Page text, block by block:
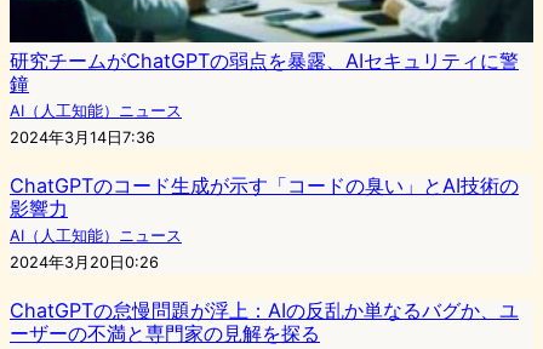
研究チームがChatGPTの弱点を暴露、AIセキュリティに警
鐘
AI（人工知能）ニュース
2024年3月14日7:36
ChatGPTのコード生成が示す「コードの臭い」とAI技術の
影響力
AI（人工知能）ニュース
2024年3月20日0:26
ChatGPTの怠慢問題が浮上：AIの反乱か単なるバグか、ユ
ーザーの不満と専門家の見解を探る